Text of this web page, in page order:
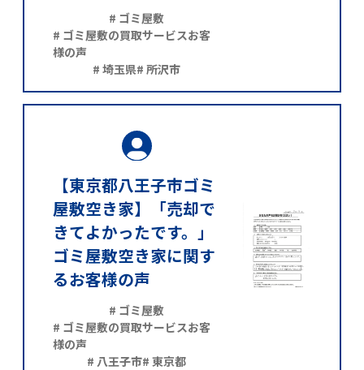
# ゴミ屋敷
# ゴミ屋敷の買取サービスお客
様の声
# 埼玉県# 所沢市
【東京都八王子市ゴミ
屋敷空き家】「売却で
きてよかったです。」
ゴミ屋敷空き家に関す
るお客様の声
# ゴミ屋敷
# ゴミ屋敷の買取サービスお客
様の声
# 八王子市# 東京都